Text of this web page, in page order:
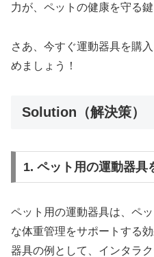
力が、ペットの健康を守る鍵
さあ、今すぐ運動器具を購
めましょう！
Solution（解決策）
1. ペット用の運動器具
ペット用の運動器具は、ペ
な体重管理をサポートする
器具の例として、インタラ